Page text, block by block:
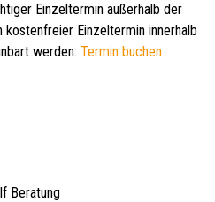
Einzeltermin außerhalb der
kostenfreier Einzeltermin innerhalb
werden: Termin buchen
Beratung